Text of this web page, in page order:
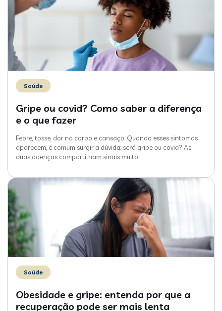
Saúde
Gripe ou covid? Como saber a diferença
e o que fazer
Febre, tosse, dor no corpo e cansaço. Quando esses sintomas
aparecem, é comum surgir a dúvida: será gripe ou covid? As
duas doenças compartilham sinais muito
Saúde
Obesidade e gripe: entenda por que a
recuperação pode ser mais lenta